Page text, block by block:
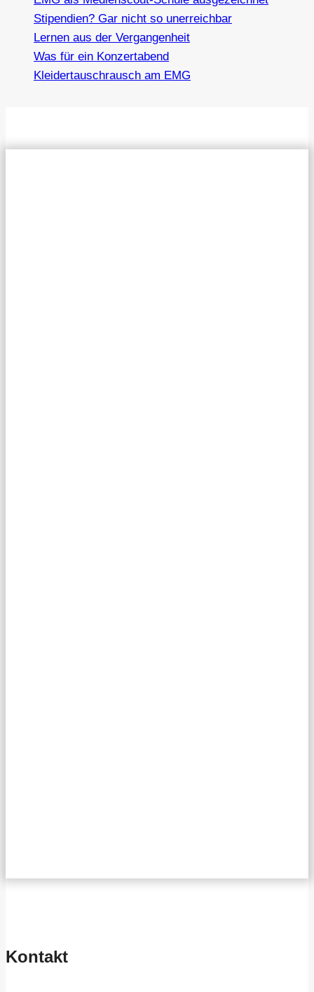
Stipendien? Gar nicht so unerreichbar
Lernen aus der Vergangenheit
Was für ein Konzertabend
Kleidertauschrausch am EMG
Kontakt